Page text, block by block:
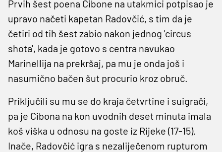
Prvih šest poena Cibone na utakmici potpisao je
upravo načeti kapetan Radovčić, s tim da je
četiri od tih šest zabio nakon jednog 'circus
shota', kada je gotovo s centra navukao
Marinellija na prekršaj, pa mu je onda još i
nasumično bačen šut procurio kroz obruč.
Priključili su mu se do kraja četvrtine i suigrači,
pa je Cibona na kon uvodnih deset minuta imala
koš viška u odnosu na goste iz Rijeke (17-15).
Inače, Radovčić igra s nezaliječenom rupturom